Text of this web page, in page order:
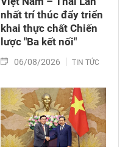
nhất trí thúc đẩy triển
khai thực chất Chiến
lược "Ba kết nối"
06/08/2026 TIN TỨC